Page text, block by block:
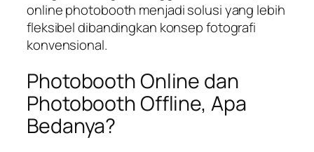
online photobooth menjadi solusi yang lebih
fleksibel dibandingkan konsep fotografi
konvensional.
Photobooth Online dan
Photobooth Offline, Apa
Bedanya?